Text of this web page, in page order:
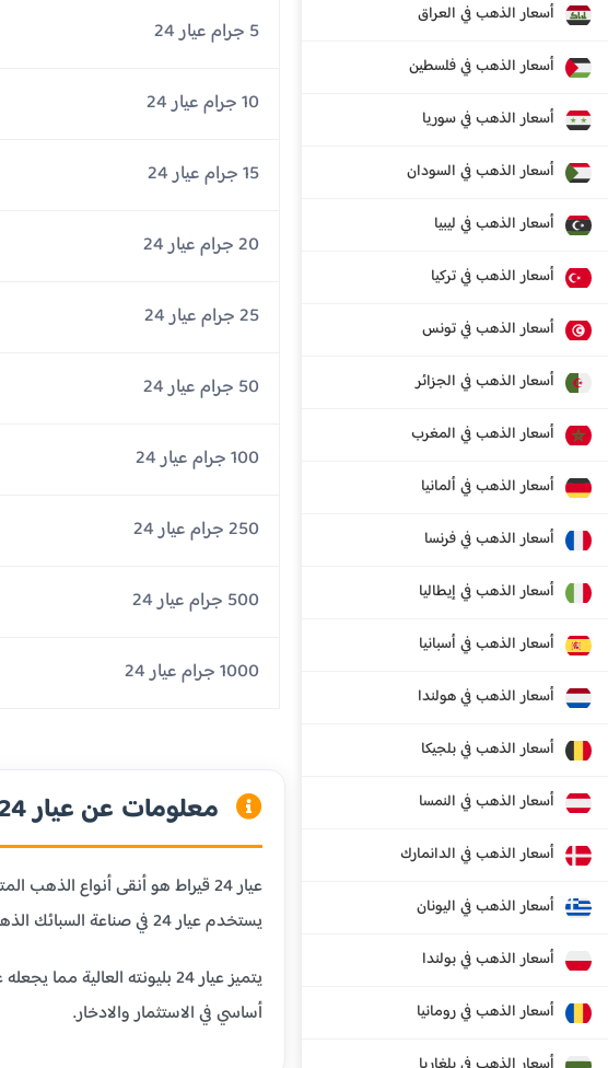
أسعار الذهب في العراق
أسعار الذهب في فلسطين
أسعار الذهب في سوريا
أسعار الذهب في السودان
أسعار الذهب في ليبيا
أسعار الذهب في تركيا
أسعار الذهب في تونس
أسعار الذهب في الجزائر
أسعار الذهب في المغرب
أسعار الذهب في ألمانيا
أسعار الذهب في فرنسا
أسعار الذهب في إيطاليا
أسعار الذهب في أسبانيا
أسعار الذهب في هولندا
أسعار الذهب في بلجيكا
أسعار الذهب في النمسا
أسعار الذهب في الدانمارك
أسعار الذهب في اليونان
أسعار الذهب في بولندا
أسعار الذهب في رومانيا
5 جرام عيار 24
10 جرام عيار 24
15 جرام عيار 24
20 جرام عيار 24
25 جرام عيار 24
50 جرام عيار 24
100 جرام عيار 24
250 جرام عيار 24
500 جرام عيار 24
1000 جرام عيار 24
معلومات عن عيار 24
يستخدم عيار 24 في صناعة السبائك الذهبية والاستثمارات طويلة الأجل.
يتميز عيار 24 بليونته
أساسي في الاستثمار والادخار.